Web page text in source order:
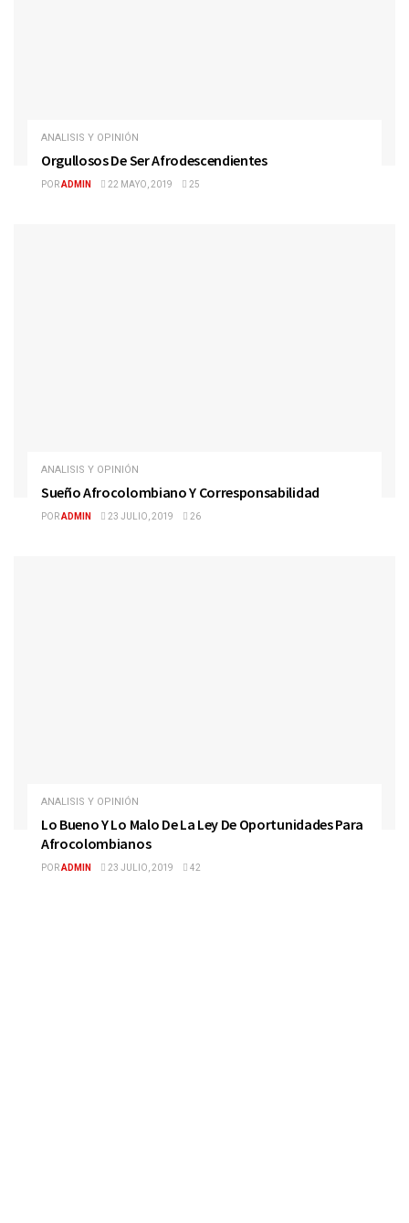
ANALISIS Y OPINIÓN
Orgullosos De Ser Afrodescendientes
PORADMIN 22 MAYO, 2019 25
ANALISIS Y OPINIÓN
Sueño Afrocolombiano Y Corresponsabilidad
PORADMIN 23 JULIO, 2019 26
ANALISIS Y OPINIÓN
Lo Bueno Y Lo Malo De La Ley De Oportunidades Para
Afrocolombianos
PORADMIN 23 JULIO, 2019 42